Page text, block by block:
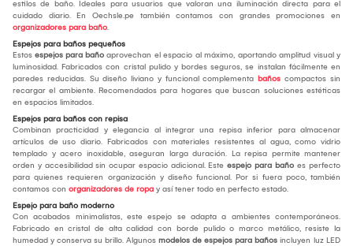
estilos de baño. Ideales para usuarios que valoran una iluminación directa para el
cuidado diario. En Oechsle.pe también contamos con grandes promociones en
organizadores para baño.
Espejos para baños pequeños
Estos espejos para baño aprovechan el espacio al máximo, aportando amplitud visual y
luminosidad. Fabricados con cristal pulido y bordes seguros, se instalan fácilmente en
paredes reducidas. Su diseño liviano y funcional complementa baños compactos sin
recargar el ambiente. Recomendados para hogares que buscan soluciones estéticas
en espacios limitados.
Espejos para baños con repisa
Combinan practicidad y elegancia al integrar una repisa inferior para almacenar
artículos de uso diario. Fabricados con materiales resistentes al agua, como vidrio
templado y acero inoxidable, aseguran larga duración. La repisa permite mantener
orden y accesibilidad sin ocupar espacio adicional. Este espejo para baño es perfecto
para quienes requieren organización y diseño funcional. Por si fuera poco, también
contamos con organizadores de ropa y así tener todo en perfecto estado.
Espejo para baño moderno
Con acabados minimalistas, este espejo se adapta a ambientes contemporáneos.
Fabricado en cristal de alta calidad con borde pulido o marco metálico, resiste la
humedad y conserva su brillo. Algunos modelos de espejos para baños incluyen luz LED